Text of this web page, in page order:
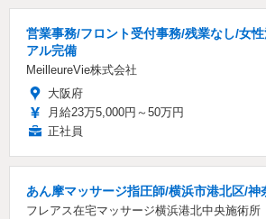
営業事務/フロント受付事務/残業なし/女
アル完備
MeilleureVie株式会社
大阪府
月給23万5,000円～50万円
正社員
あん摩マッサージ指圧師/横浜市港北区/神
フレアス在宅マッサージ横浜港北中央施術所